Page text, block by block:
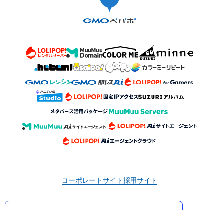
コーポレートサイト採用サイト